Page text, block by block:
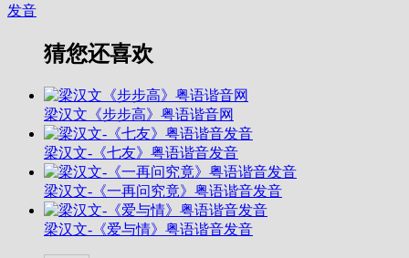
发音
猜您还喜欢
梁汉文《步步高》粤语谐音网
梁汉文-《七友》粤语谐音发音
梁汉文-《一再问究竟》粤语谐音发音
梁汉文-《爱与情》粤语谐音发音